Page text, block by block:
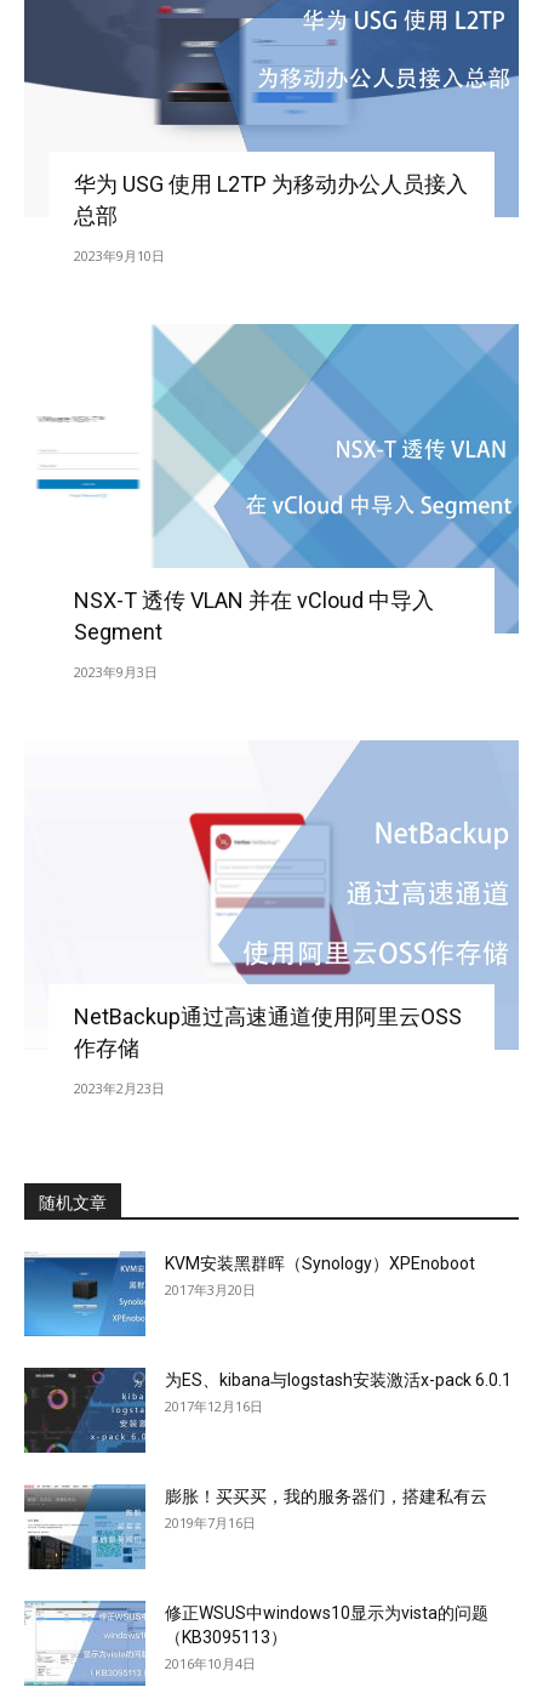
华为 USG 使用 L2TP 为移动办公人员接入
总部
2023年9月10日
NSX-T 透传 VLAN 并在 vCloud 中导入
Segment
2023年9月3日
NetBackup通过高速通道使用阿里云OSS
作存储
2023年2月23日
随机文章
KVM安装黑群晖（Synology）XPEnoboot
2017年3月20日
为ES、kibana与logstash安装激活x-pack 6.0.1
2017年12月16日
膨胀！买买买，我的服务器们，搭建私有云
2019年7月16日
修正WSUS中windows10显示为vista的问题
（KB3095113）
2016年10月4日